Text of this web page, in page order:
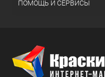
ПОМОЩЬ И СЕРВИСЫ